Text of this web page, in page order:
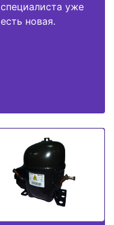
специалиста уже
есть новая.